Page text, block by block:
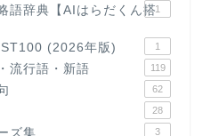
語辞典【AIはらだくん搭1
(2026年版) 1
流行語・新語 119
62
28
ズ集 3